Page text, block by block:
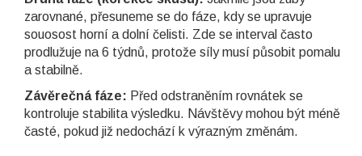
zarovnané, přesuneme se do fáze, kdy se upravuje
souosost horní a dolní čelisti. Zde se interval často
prodlužuje na 6 týdnů, protože síly musí působit pomalu
a stabilně.
Závěrečná fáze: Před odstraněním rovnátek se
kontroluje stabilita výsledku. Návštěvy mohou být méně
časté, pokud již nedochází k výrazným změnám.